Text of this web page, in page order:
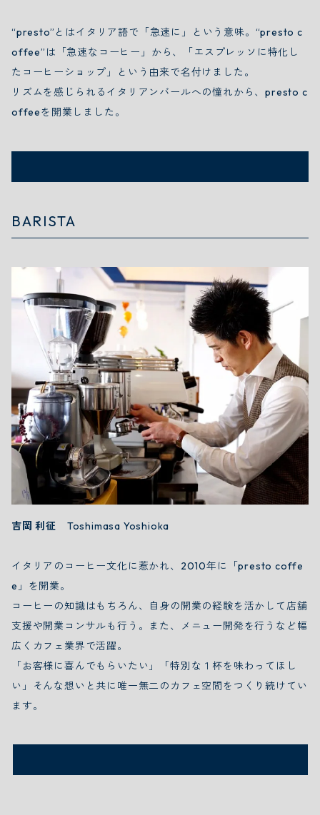
“presto”とはイタリア語で「急速に」という意味。“presto c
offee”は「急速なコーヒー」から、「エスプレッソに特化し
たコーヒーショップ」という由来で名付けました。
リズムを感じられるイタリアンバールへの憧れから、presto c
offeeを開業しました。
BARISTA
吉岡 利征 Toshimasa Yoshioka
イタリアのコーヒー文化に惹かれ、2010年に「presto coffe
e」を開業。
コーヒーの知識はもちろん、自身の開業の経験を活かして店舗
支援や開業コンサルも行う。また、メニュー開発を行うなど幅
広くカフェ業界で活躍。
「お客様に喜んでもらいたい」「特別な１杯を味わってほし
い」そんな想いと共に唯一無二のカフェ空間をつくり続けてい
ます。